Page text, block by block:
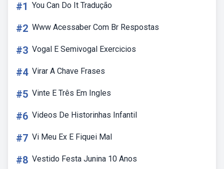
#1 You Can Do It Tradução
#2 Www Acessaber Com Br Respostas
#3 Vogal E Semivogal Exercicios
#4 Virar A Chave Frases
#5 Vinte E Três Em Ingles
#6 Videos De Historinhas Infantil
#7 Vi Meu Ex E Fiquei Mal
#8 Vestido Festa Junina 10 Anos